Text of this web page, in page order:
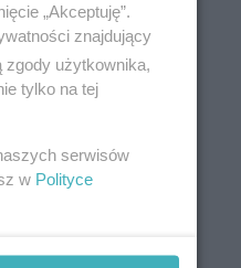
„Akceptuję”.
znajdujący
zgody użytkownika,
tylko na tej
serwisów
w Polityce